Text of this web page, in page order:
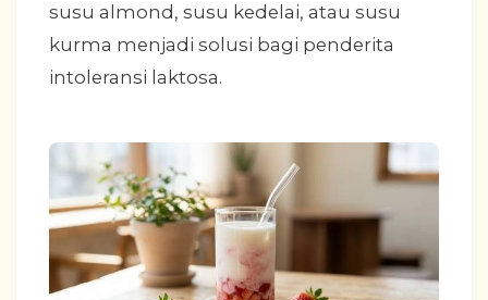
susu almond, susu kedelai, atau susu
kurma menjadi solusi bagi penderita
intoleransi laktosa.